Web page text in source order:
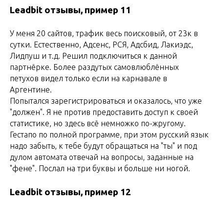
Leadbit отзывы, пример 11
У меня 20 сайтов, трафик весь поисковый, от 23к в
сутки. Естественно, Адсенс, РСЯ, Адсбид, Лакиэдс,
Лидпуш и т.д. Решил подключиться к данной
партнёрке. Более раздутых самовлюблённых
петухов видел только если на карнавале в
Аргентине.
Попытался зарегистрироваться и оказалось, что уже
"должен". Я не против предоставить доступ к своей
статистике, но здесь всё немножко по-жругому.
Гестапо по полной программе, при этом русский язык
надо забыть, к тебе будут обращаться на "ты" и под
дулом автомата отвечай на вопросы, заданные на
"фене". Послал на три буквы и больше ни ногой.
Leadbit отзывы, пример 12